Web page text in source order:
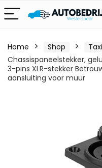
Home Shop
Chassispaneelstekker,
3-pins XLR-stekker
aansluiting voor muur